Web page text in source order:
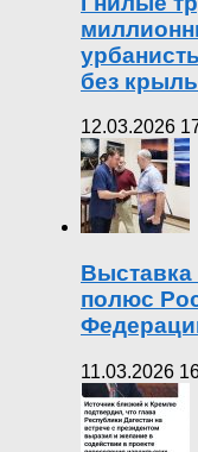
без
12.03.2026
полюс
11.03.2026